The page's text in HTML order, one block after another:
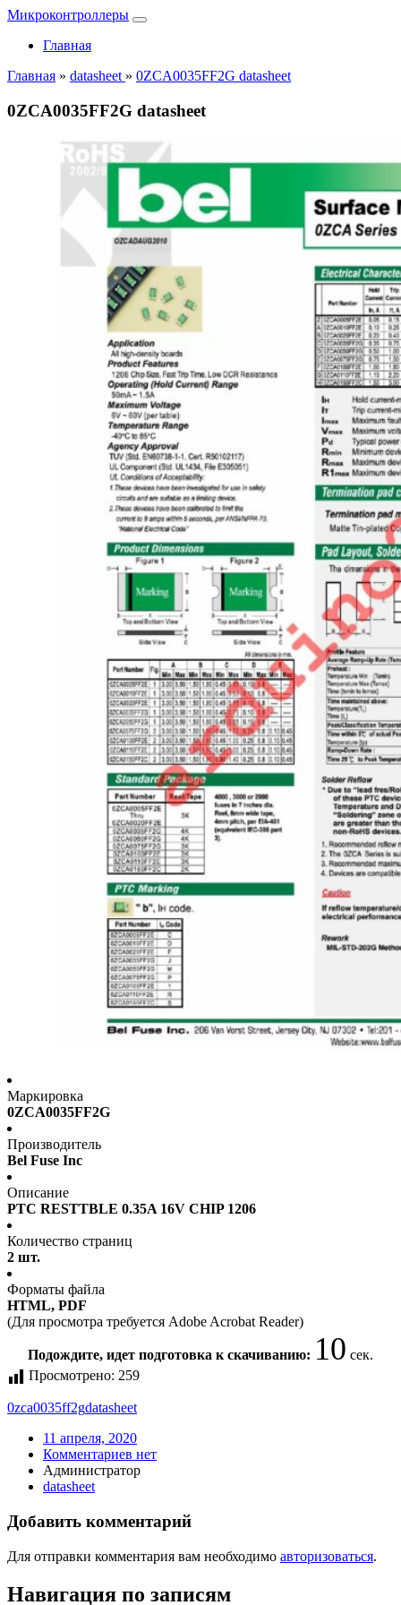
Микроконтроллеры
Главная
Главная » datasheet » 0ZCA0035FF2G datasheet
0ZCA0035FF2G datasheet
Маркировка
0ZCA0035FF2G
Производитель
Bel Fuse Inc
Описание
PTC RESTTBLE 0.35A 16V CHIP 1206
Количество страниц
2 шт.
Форматы файла
HTML, PDF
(Для просмотра требуется Adobe Acrobat Reader)
Подождите, идет подготовка к скачиванию: 10 сек.
Просмотрено: 259
0zca0035ff2gdatasheet
11 апреля, 2020
Комментариев нет
Администратор
datasheet
Добавить комментарий
Для отправки комментария вам необходимо авторизоваться.
Навигация по записям